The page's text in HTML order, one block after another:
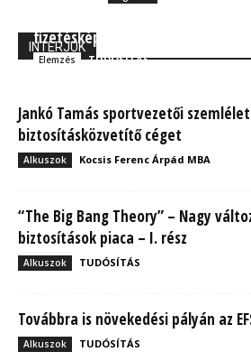
INTERJÚK
fizetésképtelenségek a járvány
Elemzés TUDÓSÍTÁS
Jankó Tamás sportvezetői
biztosításközvetítő céget
Alkuszok Kocsis Ferenc Árpád MBA
“The Big Bang Theory” – Nagy
biztosítások piaca – I. rész
Alkuszok TUDÓSÍTÁS
Továbbra is növekedési pályán az
Alkuszok TUDÓSÍTÁS